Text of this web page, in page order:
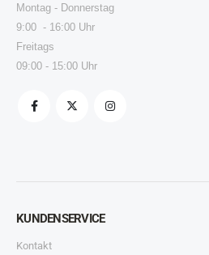
Montag - Donnerstag
9:00 - 16:00 Uhr
Freitags
09:00 - 15:00 Uhr
KUNDENSERVICE
Kontakt